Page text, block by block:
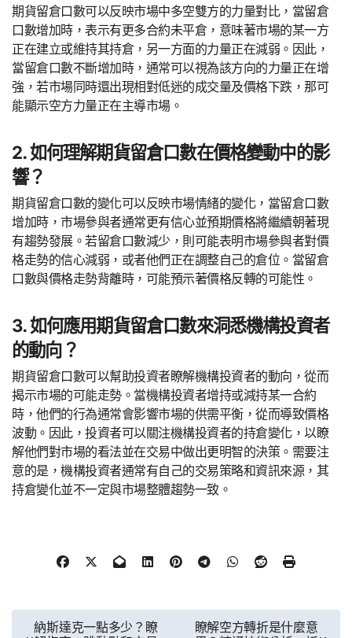
期貨留倉口數可以反映市場中多空雙方的力量對比，當留倉
口數增加時，表示有更多合約未平倉，意味著市場的某一方
正在建立或維持其持倉，另一方面的力量正在減弱。因此，
當留倉口數不斷增加時，通常可以視為該方向的力量正在增
強，若市場同時還出現相對低迷的成交量及價格下跌，那可
能顯示空方力量正在主導市場。
2. 如何理解期貨留倉口數在價格變動中的影
響？
期貨留倉口數的變化可以反映市場情緒的變化，當留倉口數
增加時，市場參與者通常更有信心並預期價格將繼續朝著現
有趨勢發展。若留倉口數減少，則可能表明市場參與者對價
格走勢的信心減弱，或者他們正在調整自己的倉位。當留倉
口數與價格走勢背離時，可能預示著價格反轉的可能性。
3. 如何應用期貨留倉口數來洞悉機構投資者
的動向？
期貨留倉口數可以幫助投資者瞭解機構投資者的動向，從而
揭示市場的可能走勢。當機構投資者增持或減持某一合約
時，他們的行為通常會影響市場的供需平衡，從而導致價格
波動。因此，投資者可以關注機構投資者的持倉變化，以瞭
解他們對市場的看法並在交易中做出更明智的決策。需要注
意的是，機構投資者通常有自己的交易策略和資訊來源，其
持倉變化並不一定與市場整體趨勢一致。
納斯達克一點多少？瞭
瞭解空方轉折是什麼意